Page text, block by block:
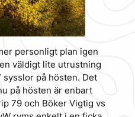
personligt plan igen
väldigt lite utrustning
sysslor på hösten. Det
på hösten är enbart
79 och Böker Vigtig vs